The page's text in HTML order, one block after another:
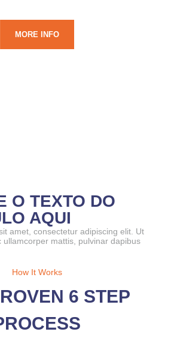
MORE INFO
O TEXTO DO
AQUI
amet, consectetur adipiscing elit. Ut
ullamcorper mattis, pulvinar dapibus
How It Works
6 STEP